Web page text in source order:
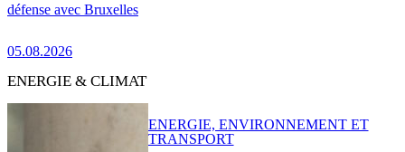
défense avec Bruxelles
05.08.2026
ENERGIE & CLIMAT
ENERGIE, ENVIRONNEMENT ET
TRANSPORT